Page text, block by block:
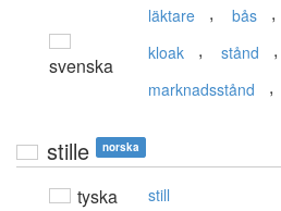
svenska
läktare , bås ,
kloak , stånd ,
marknadsstånd ,
stille norska
tyska still